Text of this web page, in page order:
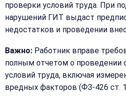
проверки условий труда. При
нарушений ГИТ выдаст
недостатков и проведении
Важно: Работник вправе
полным отчетом о проведении
условий труда, включая
вредных факторов (ФЗ-426 ст.